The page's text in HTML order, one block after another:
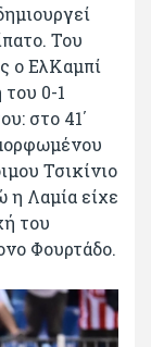
Του
ο ΕλΚαμπί
0-1
στο 41΄
Τσικίνιο
η Λαμία είχε
του
Φουρτάδο.